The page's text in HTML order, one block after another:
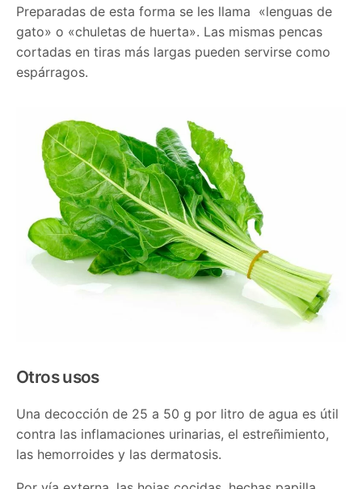
Preparadas de esta forma se les llama «lenguas de
gato» o «chuletas de huerta». Las mismas pencas
cortadas en tiras más largas pueden servirse como
espárragos.
Otros usos
Una decocción de 25 a 50 g por litro de agua es útil
contra las inflamaciones urinarias, el estreñimiento,
las hemorroides y las dermatosis.